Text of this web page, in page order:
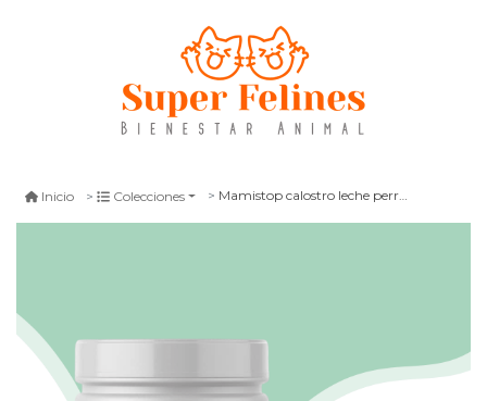
Inicio Colecciones Mamistop calostro leche perro 125 gr